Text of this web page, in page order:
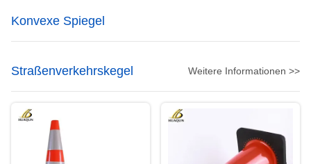
Konvexe Spiegel
Straßenverkehrskegel Weitere Informationen >>